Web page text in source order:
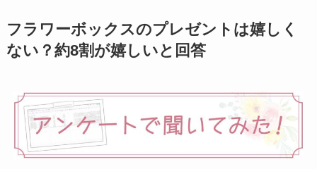
いらない ？男性女性
100人に聞いてみた
トは嬉しくない？重
いしもらってもいら
ないのか調査！
フラワーボックスのプレゼントは嬉しく
ない？約8割が嬉しいと回答